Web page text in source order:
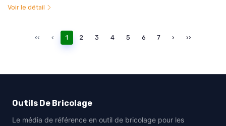
Voir le détail
‹‹ ‹ 1 2 3 4 5 6 7 › ››
Outils De Bricolage
Le média de référence en outil de bricolage pour les